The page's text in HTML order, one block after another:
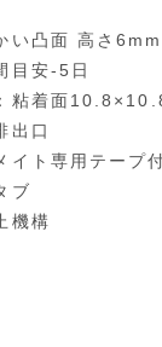
い凸面 高さ6mm
目安-5日
粘着面
出口
イト専用テープ
ブ
機構